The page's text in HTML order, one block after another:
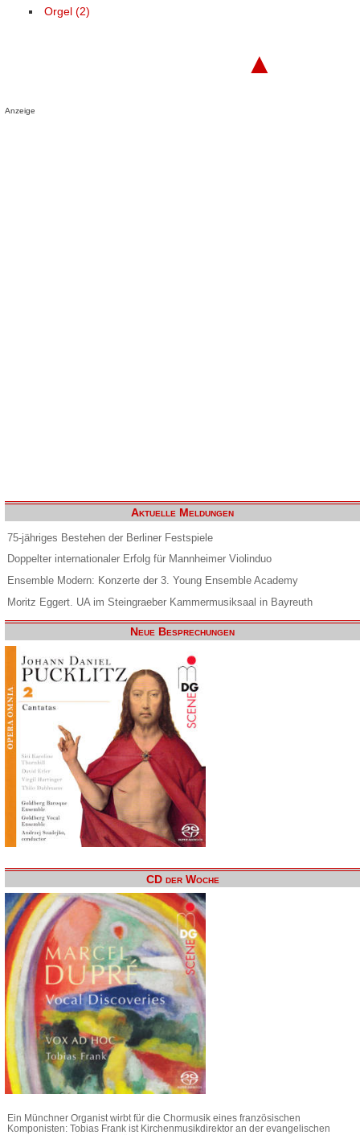
Orgel (2)
▲
Anzeige
Aktuelle Meldungen
75-jähriges Bestehen der Berliner Festspiele
Doppelter internationaler Erfolg für Mannheimer Violinduo
Ensemble Modern: Konzerte der 3. Young Ensemble Academy
Moritz Eggert. UA im Steingraeber Kammermusiksaal in Bayreuth
Neue Besprechungen
CD der Woche
Ein Münchner Organist wirbt für die Chormusik eines französischen
Komponisten: Tobias Frank ist Kirchenmusikdirektor an der evangelischen